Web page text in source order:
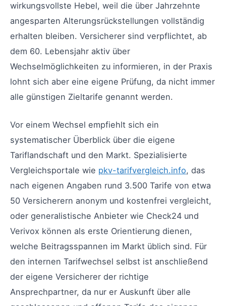
wirkungsvollste Hebel, weil die über Jahrzehnte
angesparten Alterungsrückstellungen vollständig
erhalten bleiben. Versicherer sind verpflichtet, ab
dem 60. Lebensjahr aktiv über
Wechselmöglichkeiten zu informieren, in der Praxis
lohnt sich aber eine eigene Prüfung, da nicht immer
alle günstigen Zieltarife genannt werden.
Vor einem Wechsel empfiehlt sich ein
systematischer Überblick über die eigene
Tariflandschaft und den Markt. Spezialisierte
Vergleichsportale wie pkv-tarifvergleich.info, das
nach eigenen Angaben rund 3.500 Tarife von etwa
50 Versicherern anonym und kostenfrei vergleicht,
oder generalistische Anbieter wie Check24 und
Verivox können als erste Orientierung dienen,
welche Beitragsspannen im Markt üblich sind. Für
den internen Tarifwechsel selbst ist anschließend
der eigene Versicherer der richtige
Ansprechpartner, da nur er Auskunft über alle